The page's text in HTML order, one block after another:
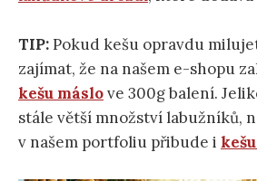
TIP:Pokud kešu opravdu
zajímat, že na našem e-shopu
kešu máslove 300g balení.
stále větší množství labužníků,
v našem portfoliu přibude i